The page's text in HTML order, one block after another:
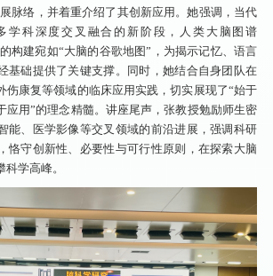
脉络，并着重介绍了其创新应用。她强调，当代
学科深度交叉融合的新阶段，人类大脑图谱
的构建宛如“大脑的谷歌地图”，为揭示记忆、语言
基础提供了关键支撑。同时，她结合自身团队在
伤康复等领域的临床应用实践，切实展现了“始于
应用”的理念精髓。讲座尾声，张教授勉励师生密
能、医学影像等交叉领域的前沿进展，强调科研
恪守创新性、必要性与可行性原则，在探索大脑
学高峰。